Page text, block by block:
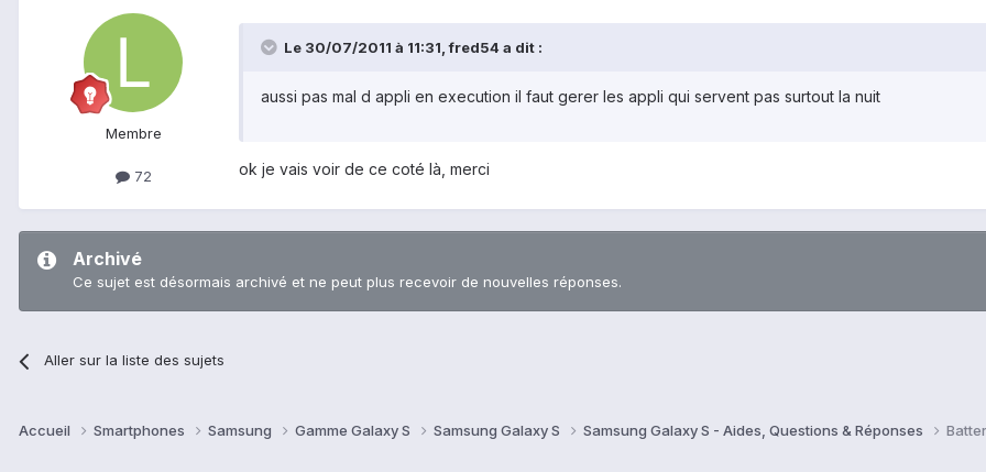
Membre
72
Le 30/07/2011 à 11:31, fred54 a dit :
aussi pas mal d appli en execution il faut gerer les appli qui servent pas surtout la nuit
ok je vais voir de ce coté là, merci
Archivé
Ce sujet est désormais archivé et ne peut plus recevoir de nouvelles réponses.
Aller sur la liste des sujets
Accueil Smartphones Samsung Gamme Galaxy S Samsung Galaxy S Samsung Galaxy S - Aides, Questions & Réponses